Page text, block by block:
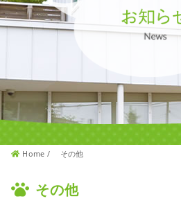
移
動
Home その他
その他